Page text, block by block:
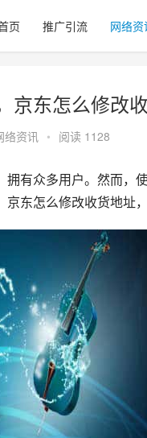
页 推广引流 网络资
东怎么修改
络资讯 • 阅读 1128
有众多用户。然而，
东怎么修改收货地址